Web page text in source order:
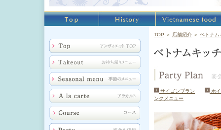
TOP ＞ 店舗紹介 ＞ ベトナム
サイゴンプラン
ホ
ンクメニュー